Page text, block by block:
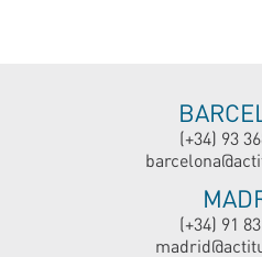
(+34) 93
(+34) 91